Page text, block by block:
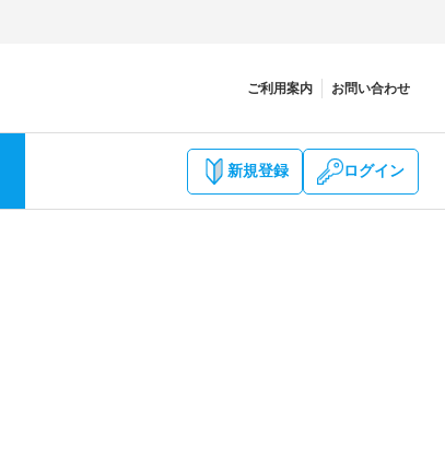
ご利用案内 お問い合わせ
新規登録 ログイン